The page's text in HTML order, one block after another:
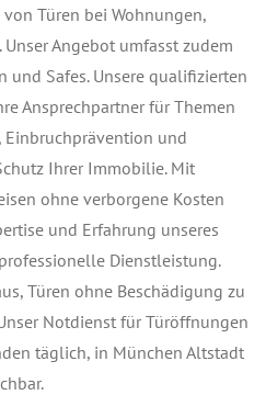
Türen bei Wohnungen,
Angebot umfasst zudem
und Safes. Unsere qualifizierten
Ansprechpartner für Themen
und
Ihrer Immobilie. Mit
ohne verborgene Kosten
und Erfahrung unseres
Dienstleistung.
Türen ohne Beschädigung zu
Notdienst für Türöffnungen
täglich, in München Altstadt